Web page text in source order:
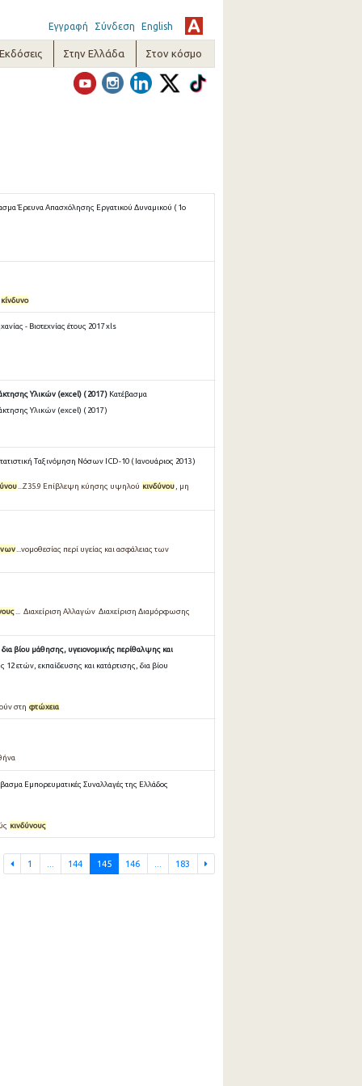
Εγγραφή Σύνδεση English
Στην Ελλάδα Στον κόσμο
Έρευνα Απασχόλησης Εργατικού Δυναμικού ( 1ο
κίνδυνο
- Βιοτεχνίας έτους 2017 xls
Υλικών (excel) ( 2017 ) Κατέβασμα
Υλικών (excel) ( 2017 )
Ταξινόμηση Νόσων ICD-10 ( Ιανουάριος 2013 )
...Z35.9 Επίβλεψη κύησης υψηλού κινδύνου, μη
...νομοθεσίας περί υγείας και ασφάλειας των
... Διαχείριση Αλλαγών Διαχείριση Διαμόρφωσης
βίου μάθησης, υγειονομικής περίθαλψης και
ετών, εκπαίδευσης και κατάρτισης, δια βίου
στη φτώχεια
Εμπορευματικές Συναλλαγές της Ελλάδος
κινδύνους
1 144 145 146 183